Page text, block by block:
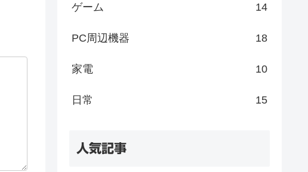
ゲーム 14
PC周辺機器 18
家電 10
日常 15
人気記事